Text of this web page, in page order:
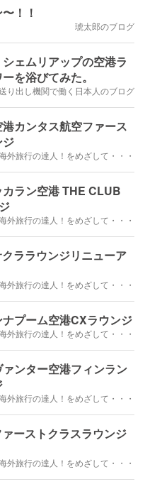
！！
琥太郎のブログ
シェムリアップの空港ラ
を浴びてみた。
り出し機関で働く日本人のブログ
カンタス航空ファース
ジ
外旅行の達人！をめざして・・・
ラン空港 THE CLUB
外旅行の達人！をめざして・・・
ララウンジリニューア
外旅行の達人！をめざして・・・
プーム空港CXラウンジ
外旅行の達人！をめざして・・・
ンター空港フィンラン
外旅行の達人！をめざして・・・
ーストクラスラウンジ
外旅行の達人！をめざして・・・